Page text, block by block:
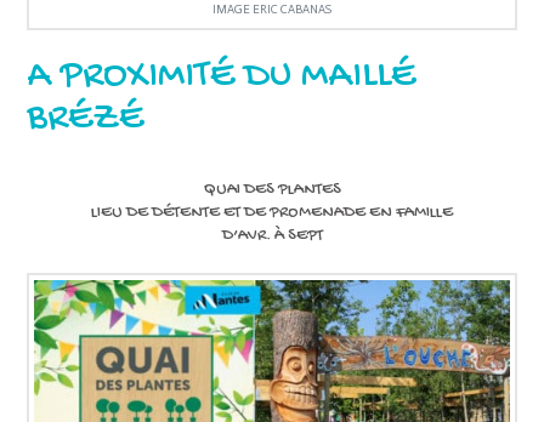
IMAGE ERIC CABANAS
A PROXIMITÉ DU MAILLÉ
BRÉZÉ
QUAI DES PLANTES
LIEU DE DÉTENTE ET DE PROMENADE EN FAMILLE
D’AVR. À SEPT